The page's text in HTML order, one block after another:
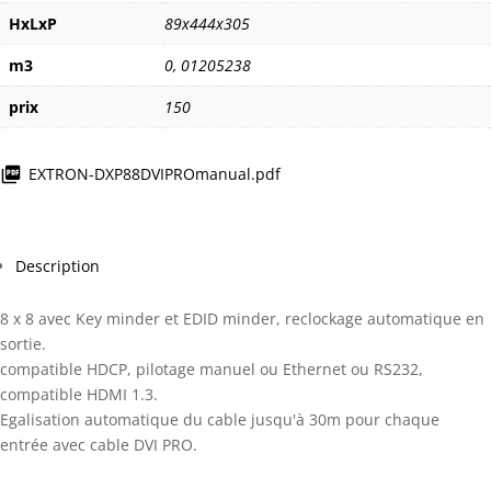
HxLxP
89x444x305
m3
0, 01205238
prix
150
EXTRON-DXP88DVIPROmanual.pdf
Description
8 x 8 avec Key minder et EDID minder, reclockage automatique en
sortie.
compatible HDCP, pilotage manuel ou Ethernet ou RS232,
compatible HDMI 1.3.
Egalisation automatique du cable jusqu'à 30m pour chaque
entrée avec cable DVI PRO.